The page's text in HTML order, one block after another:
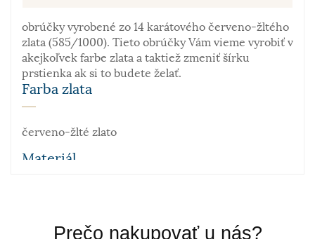
obrúčky vyrobené zo 14 karátového červeno-žltého
zlata (585/1000). Tieto obrúčky Vám vieme vyrobiť v
akejkoľvek farbe zlata a taktiež zmeniť šírku
prstienka ak si to budete želať.
Farba zlata
červeno-žlté zlato
Materiál
sa používa najmä na výrobu šperkov. Samotné rýdze
Prečo nakupovať u nás?